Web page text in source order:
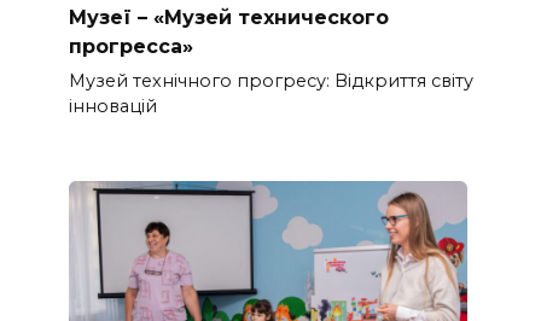
Музеї – «Музей технического
прогресса»
Музей технічного прогресу: Відкриття світу
інновацій